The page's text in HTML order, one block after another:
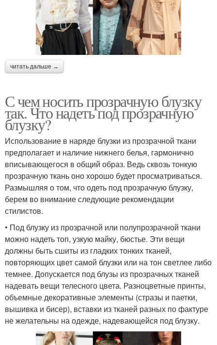
читать дальше →
С чем носить прозрачную блузку
так. Что надеть под прозрачную
блузку?
Использование в наряде блузки из прозрачной ткани
предполагает и наличие нижнего белья, гармонично
вписывающегося в общий образ. Ведь сквозь тонкую
прозрачную ткань оно хорошо будет просматриваться.
Размышляя о том, что одеть под прозрачную блузку,
берем во внимание следующие рекомендации
стилистов.
• Под блузку из прозрачной или полупрозрачной ткани
можно надеть топ, узкую майку, бюстье. Эти вещи
должны быть сшиты из гладких тонких тканей,
повторяющих цвет самой блузки или на тон светлее либо
темнее. Допускается под блузы из прозрачных тканей
надевать вещи телесного цвета. Разноцветные принты,
объемные декоративные элементы (стразы и паетки,
вышивка и бисер), вставки из тканей разных по фактуре
не желательны на одежде, надевающейся под блузку.